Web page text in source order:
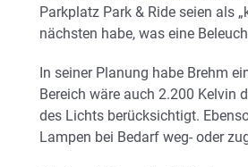
Parkplatz Park & Ride seien als
nächsten habe, was eine
In seiner Planung habe Brehm
Bereich wäre auch 2.200 Kelvin
des Lichts berücksichtigt.
Lampen bei Bedarf weg- oder